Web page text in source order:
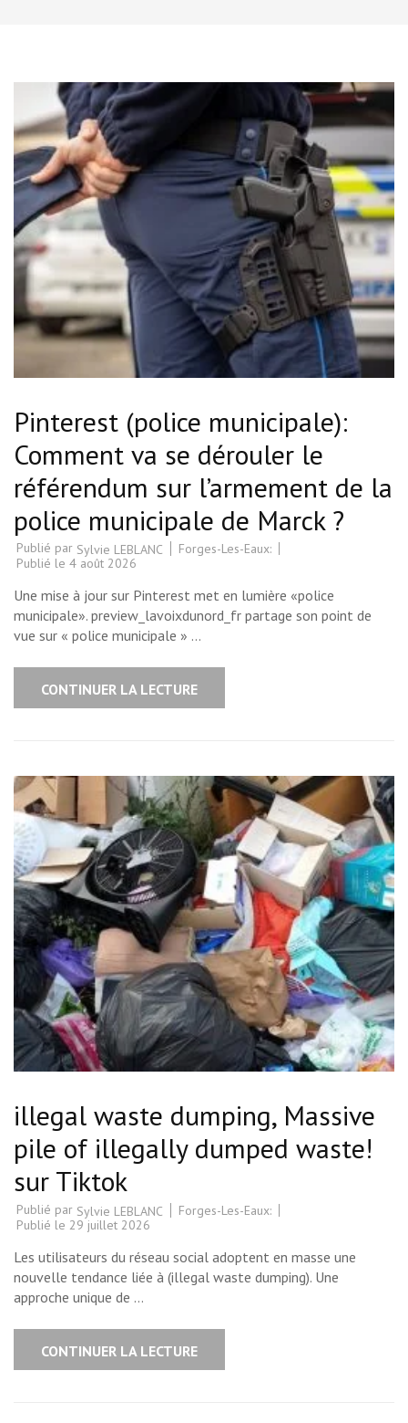
Pinterest (police municipale):
Comment va se dérouler le
référendum sur l’armement de la
police municipale de Marck ?
Publié par Sylvie LEBLANC
Forges-Les-Eaux:
Publié le 4 août 2026
Une mise à jour sur Pinterest met en lumière «police
municipale». preview_lavoixdunord_fr partage son point de
vue sur « police municipale » …
CONTINUER LA LECTURE
illegal waste dumping, Massive
pile of illegally dumped waste!
sur Tiktok
Publié par Sylvie LEBLANC
Forges-Les-Eaux:
Publié le 29 juillet 2026
Les utilisateurs du réseau social adoptent en masse une
nouvelle tendance liée à (illegal waste dumping). Une
approche unique de …
CONTINUER LA LECTURE